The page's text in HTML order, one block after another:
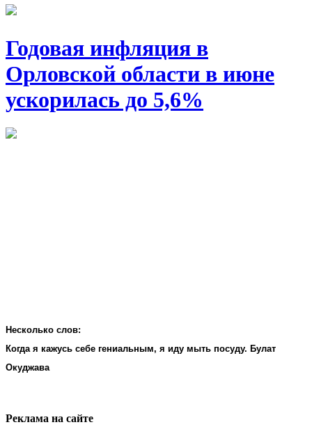
Годовая инфляция в
Орловской области в июне
ускорилась до 5,6%
Несколько слов:
Когда я кажусь себе гениальным, я иду мыть посуду. Булат
Окуджава
Реклама на cайте